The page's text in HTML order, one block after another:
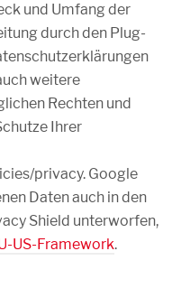
und Umfang der
durch den Plug-
weitere
Rechten und
Ihrer
privacy. Google
Daten auch in den
Shield unterworfen,
US-Framework.